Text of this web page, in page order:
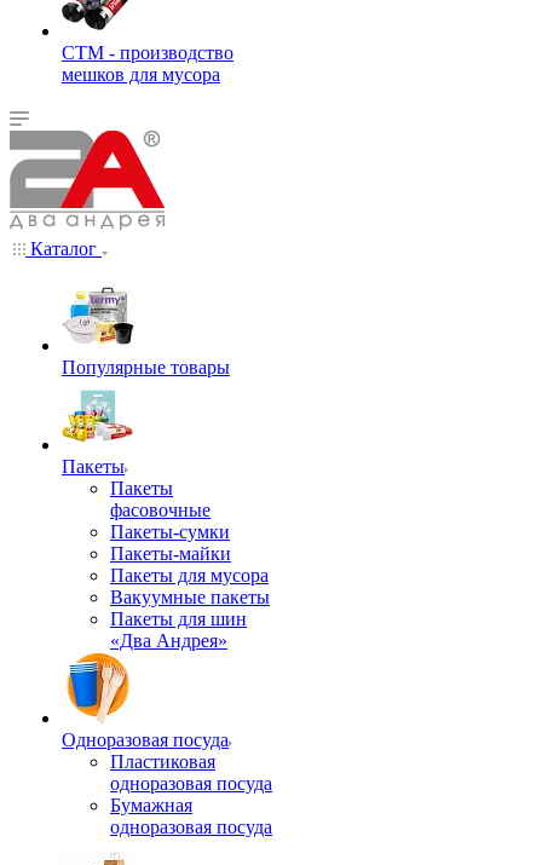
СТМ - производство
мешков для мусора
Каталог
Популярные товары
Пакеты
Пакеты
фасовочные
Пакеты-сумки
Пакеты-майки
Пакеты для мусора
Вакуумные пакеты
Пакеты для шин
«Два Андрея»
Одноразовая посуда
Пластиковая
одноразовая посуда
Бумажная
одноразовая посуда